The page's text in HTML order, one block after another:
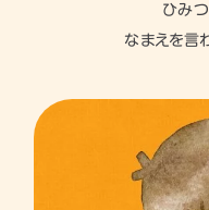
ひみ
なまえを言